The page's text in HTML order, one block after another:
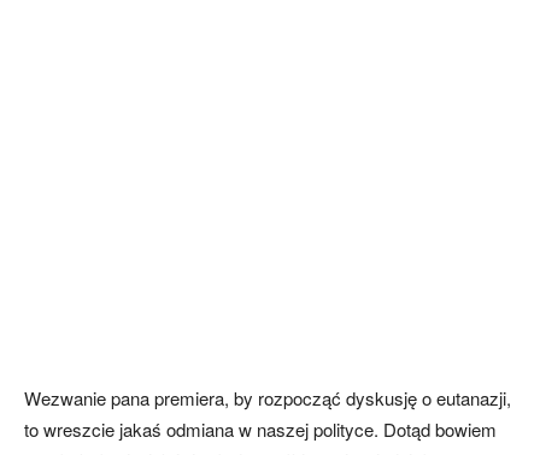
Wezwanie pana premiera, by rozpocząć dyskusję o eutanazji,
to wreszcie jakaś odmiana w naszej polityce. Dotąd bowiem